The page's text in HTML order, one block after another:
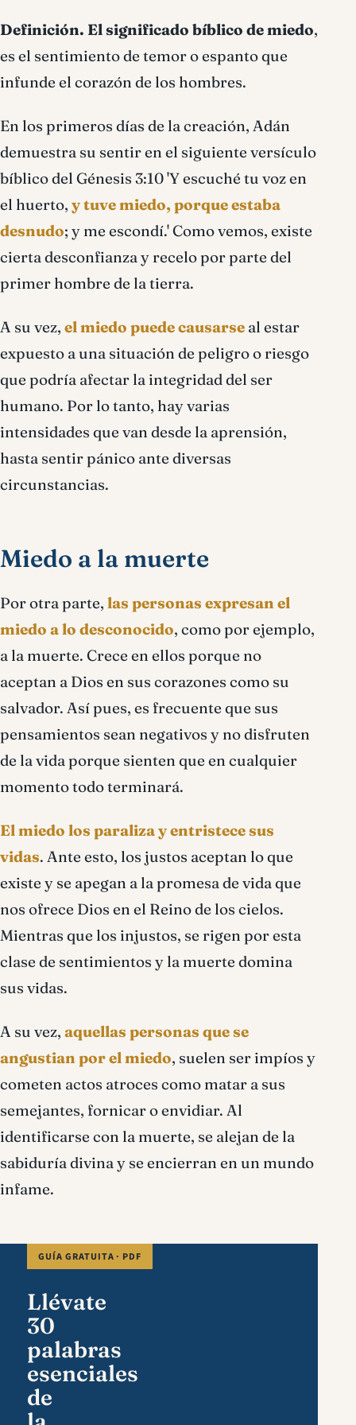
Definición. El significado bíblico de miedo,
es el sentimiento de temor o espanto que
infunde el corazón de los hombres.
En los primeros días de la creación, Adán
demuestra su sentir en el siguiente versículo
bíblico del Génesis 3:10 'Y escuché tu voz en
el huerto, y tuve miedo, porque estaba
desnudo; y me escondí.' Como vemos, existe
cierta desconfianza y recelo por parte del
primer hombre de la tierra.
A su vez, el miedo puede causarse al estar
expuesto a una situación de peligro o riesgo
que podría afectar la integridad del ser
humano. Por lo tanto, hay varias
intensidades que van desde la aprensión,
hasta sentir pánico ante diversas
circunstancias.
Miedo a la muerte
Por otra parte, las personas expresan el
miedo a lo desconocido, como por ejemplo,
a la muerte. Crece en ellos porque no
aceptan a Dios en sus corazones como su
salvador. Así pues, es frecuente que sus
pensamientos sean negativos y no disfruten
de la vida porque sienten que en cualquier
momento todo terminará.
El miedo los paraliza y entristece sus
vidas. Ante esto, los justos aceptan lo que
existe y se apegan a la promesa de vida que
nos ofrece Dios en el Reino de los cielos.
Mientras que los injustos, se rigen por esta
clase de sentimientos y la muerte domina
sus vidas.
A su vez, aquellas personas que se
angustian por el miedo, suelen ser impíos y
cometen actos atroces como matar a sus
semejantes, fornicar o envidiar. Al
identificarse con la muerte, se alejan de la
sabiduría divina y se encierran en un mundo
infame.
GUÍA GRATUITA · PDF
Llévate
30
palabras
esenciales
de